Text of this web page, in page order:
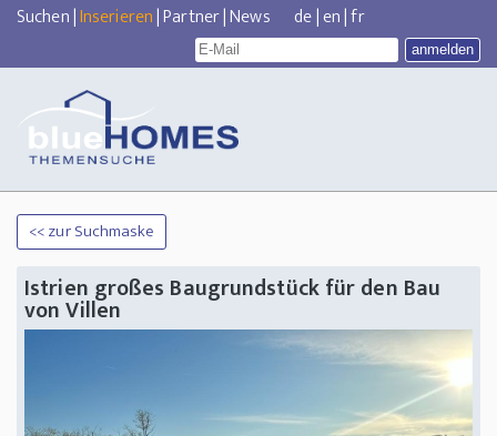
Suchen|Inserieren|Partner|News de|en|fr
<< zur Suchmaske
Istrien großes Baugrundstück für den Bau
von Villen